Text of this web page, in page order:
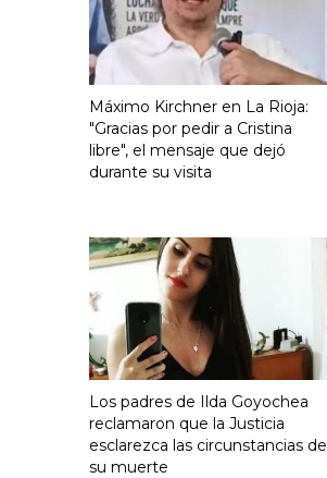
Máximo Kirchner en La Rioja:
"Gracias por pedir a Cristina
libre", el mensaje que dejó
durante su visita
Los padres de Ilda Goyochea
reclamaron que la Justicia
esclarezca las circunstancias de
su muerte